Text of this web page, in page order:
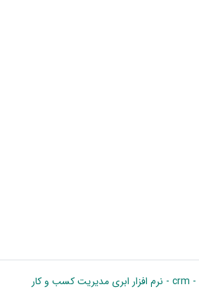
- crm - نرم افزار ابری مدیریت کسب و کار